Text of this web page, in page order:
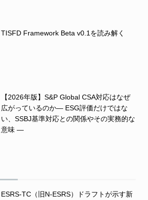
TISFD Framework Beta v0.1を読み解く
【2026年版】S&P Global CSA対応はなぜ
広がっているのか― ESG評価だけではな
い、SSBJ基準対応との関係やその実務的な
意味 ―
ESRS-TC（旧N-ESRS）ドラフトが示す新